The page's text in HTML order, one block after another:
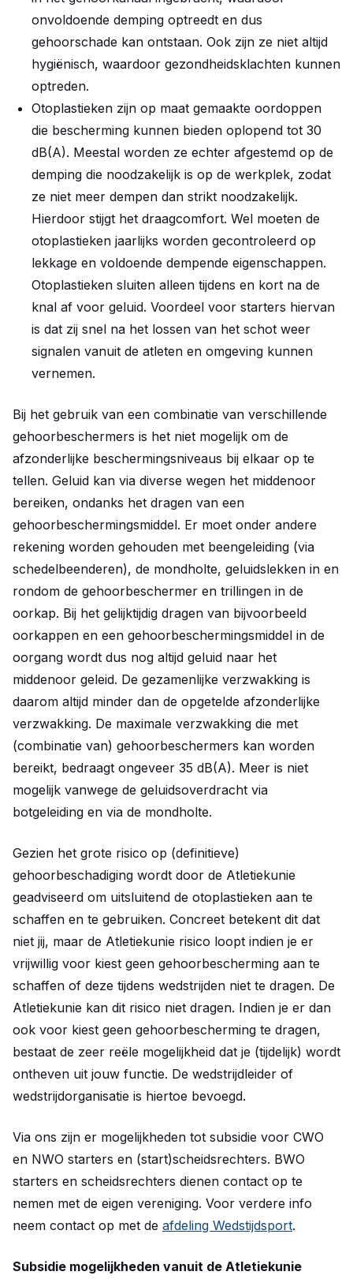
onvoldoende demping optreedt en dus
gehoorschade kan ontstaan. Ook zijn ze niet altijd
hygiënisch, waardoor gezondheidsklachten kunnen
optreden.
Otoplastieken zijn op maat gemaakte oordoppen
die bescherming kunnen bieden oplopend tot 30
dB(A). Meestal worden ze echter afgestemd op de
demping die noodzakelijk is op de werkplek, zodat
ze niet meer dempen dan strikt noodzakelijk.
Hierdoor stijgt het draagcomfort. Wel moeten de
otoplastieken jaarlijks worden gecontroleerd op
lekkage en voldoende dempende eigenschappen.
Otoplastieken sluiten alleen tijdens en kort na de
knal af voor geluid. Voordeel voor starters hiervan
is dat zij snel na het lossen van het schot weer
signalen vanuit de atleten en omgeving kunnen
vernemen.
Bij het gebruik van een combinatie van verschillende
gehoorbeschermers is het niet mogelijk om de
afzonderlijke beschermingsniveaus bij elkaar op te
tellen. Geluid kan via diverse wegen het middenoor
bereiken, ondanks het dragen van een
gehoorbeschermingsmiddel. Er moet onder andere
rekening worden gehouden met beengeleiding (via
schedelbeenderen), de mondholte, geluidslekken in en
rondom de gehoorbeschermer en trillingen in de
oorkap. Bij het gelijktijdig dragen van bijvoorbeeld
oorkappen en een gehoorbeschermingsmiddel in de
oorgang wordt dus nog altijd geluid naar het
middenoor geleid. De gezamenlijke verzwakking is
daarom altijd minder dan de opgetelde afzonderlijke
verzwakking. De maximale verzwakking die met
(combinatie van) gehoorbeschermers kan worden
bereikt, bedraagt ongeveer 35 dB(A). Meer is niet
mogelijk vanwege de geluidsoverdracht via
botgeleiding en via de mondholte.
Gezien het grote risico op (definitieve)
gehoorbeschadiging wordt door de Atletiekunie
geadviseerd om uitsluitend de otoplastieken aan te
schaffen en te gebruiken. Concreet betekent dit dat
niet jij, maar de Atletiekunie risico loopt indien je er
vrijwillig voor kiest geen gehoorbescherming aan te
schaffen of deze tijdens wedstrijden niet te dragen. De
Atletiekunie kan dit risico niet dragen. Indien je er dan
ook voor kiest geen gehoorbescherming te dragen,
bestaat de zeer reële mogelijkheid dat je (tijdelijk) wordt
ontheven uit jouw functie. De wedstrijdleider of
wedstrijdorganisatie is hiertoe bevoegd.
Via ons zijn er mogelijkheden tot subsidie voor CWO
en NWO starters en (start)scheidsrechters. BWO
starters en scheidsrechters dienen contact op te
nemen met de eigen vereniging. Voor verdere info
neem contact op met de afdeling Wedstijdsport.
Subsidie mogelijkheden vanuit de Atletiekunie